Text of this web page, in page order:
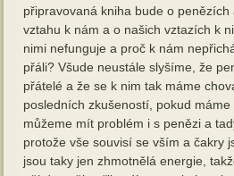
připravovaná kniha bude o penězích
vztahu k nám a o našich vztazích k
nimi nefunguje a proč k nám
přáli? Všude neustále slyšíme, že
přátelé a že se k nim tak máme
posledních zkušeností, pokud
můžeme mít problém i s penězi a
protože vše souvisí se vším a čakry
jsou taky jen zhmotnělá energie,